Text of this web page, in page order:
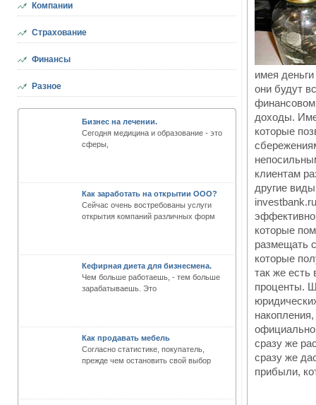
Компании
Страхование
Финансы
Разное
Бизнес на лечении.
Сегодня медицина и образование - это
сферы,
Как заработать на открытии ООО?
Сейчас очень востребованы услуги
открытия компаний различных форм
Кефирная диета для бизнесмена.
Чем больше работаешь, - тем больше
зарабатываешь. Это
Как продавать мебель
Согласно статистике, покупатель,
прежде чем остановить свой выбор
имея
они будут
финансовом
доходы.
которые
клиентам
другие
которые
размещать
которые
так же есть
проценты.
сразу же
сразу же
прибыли,